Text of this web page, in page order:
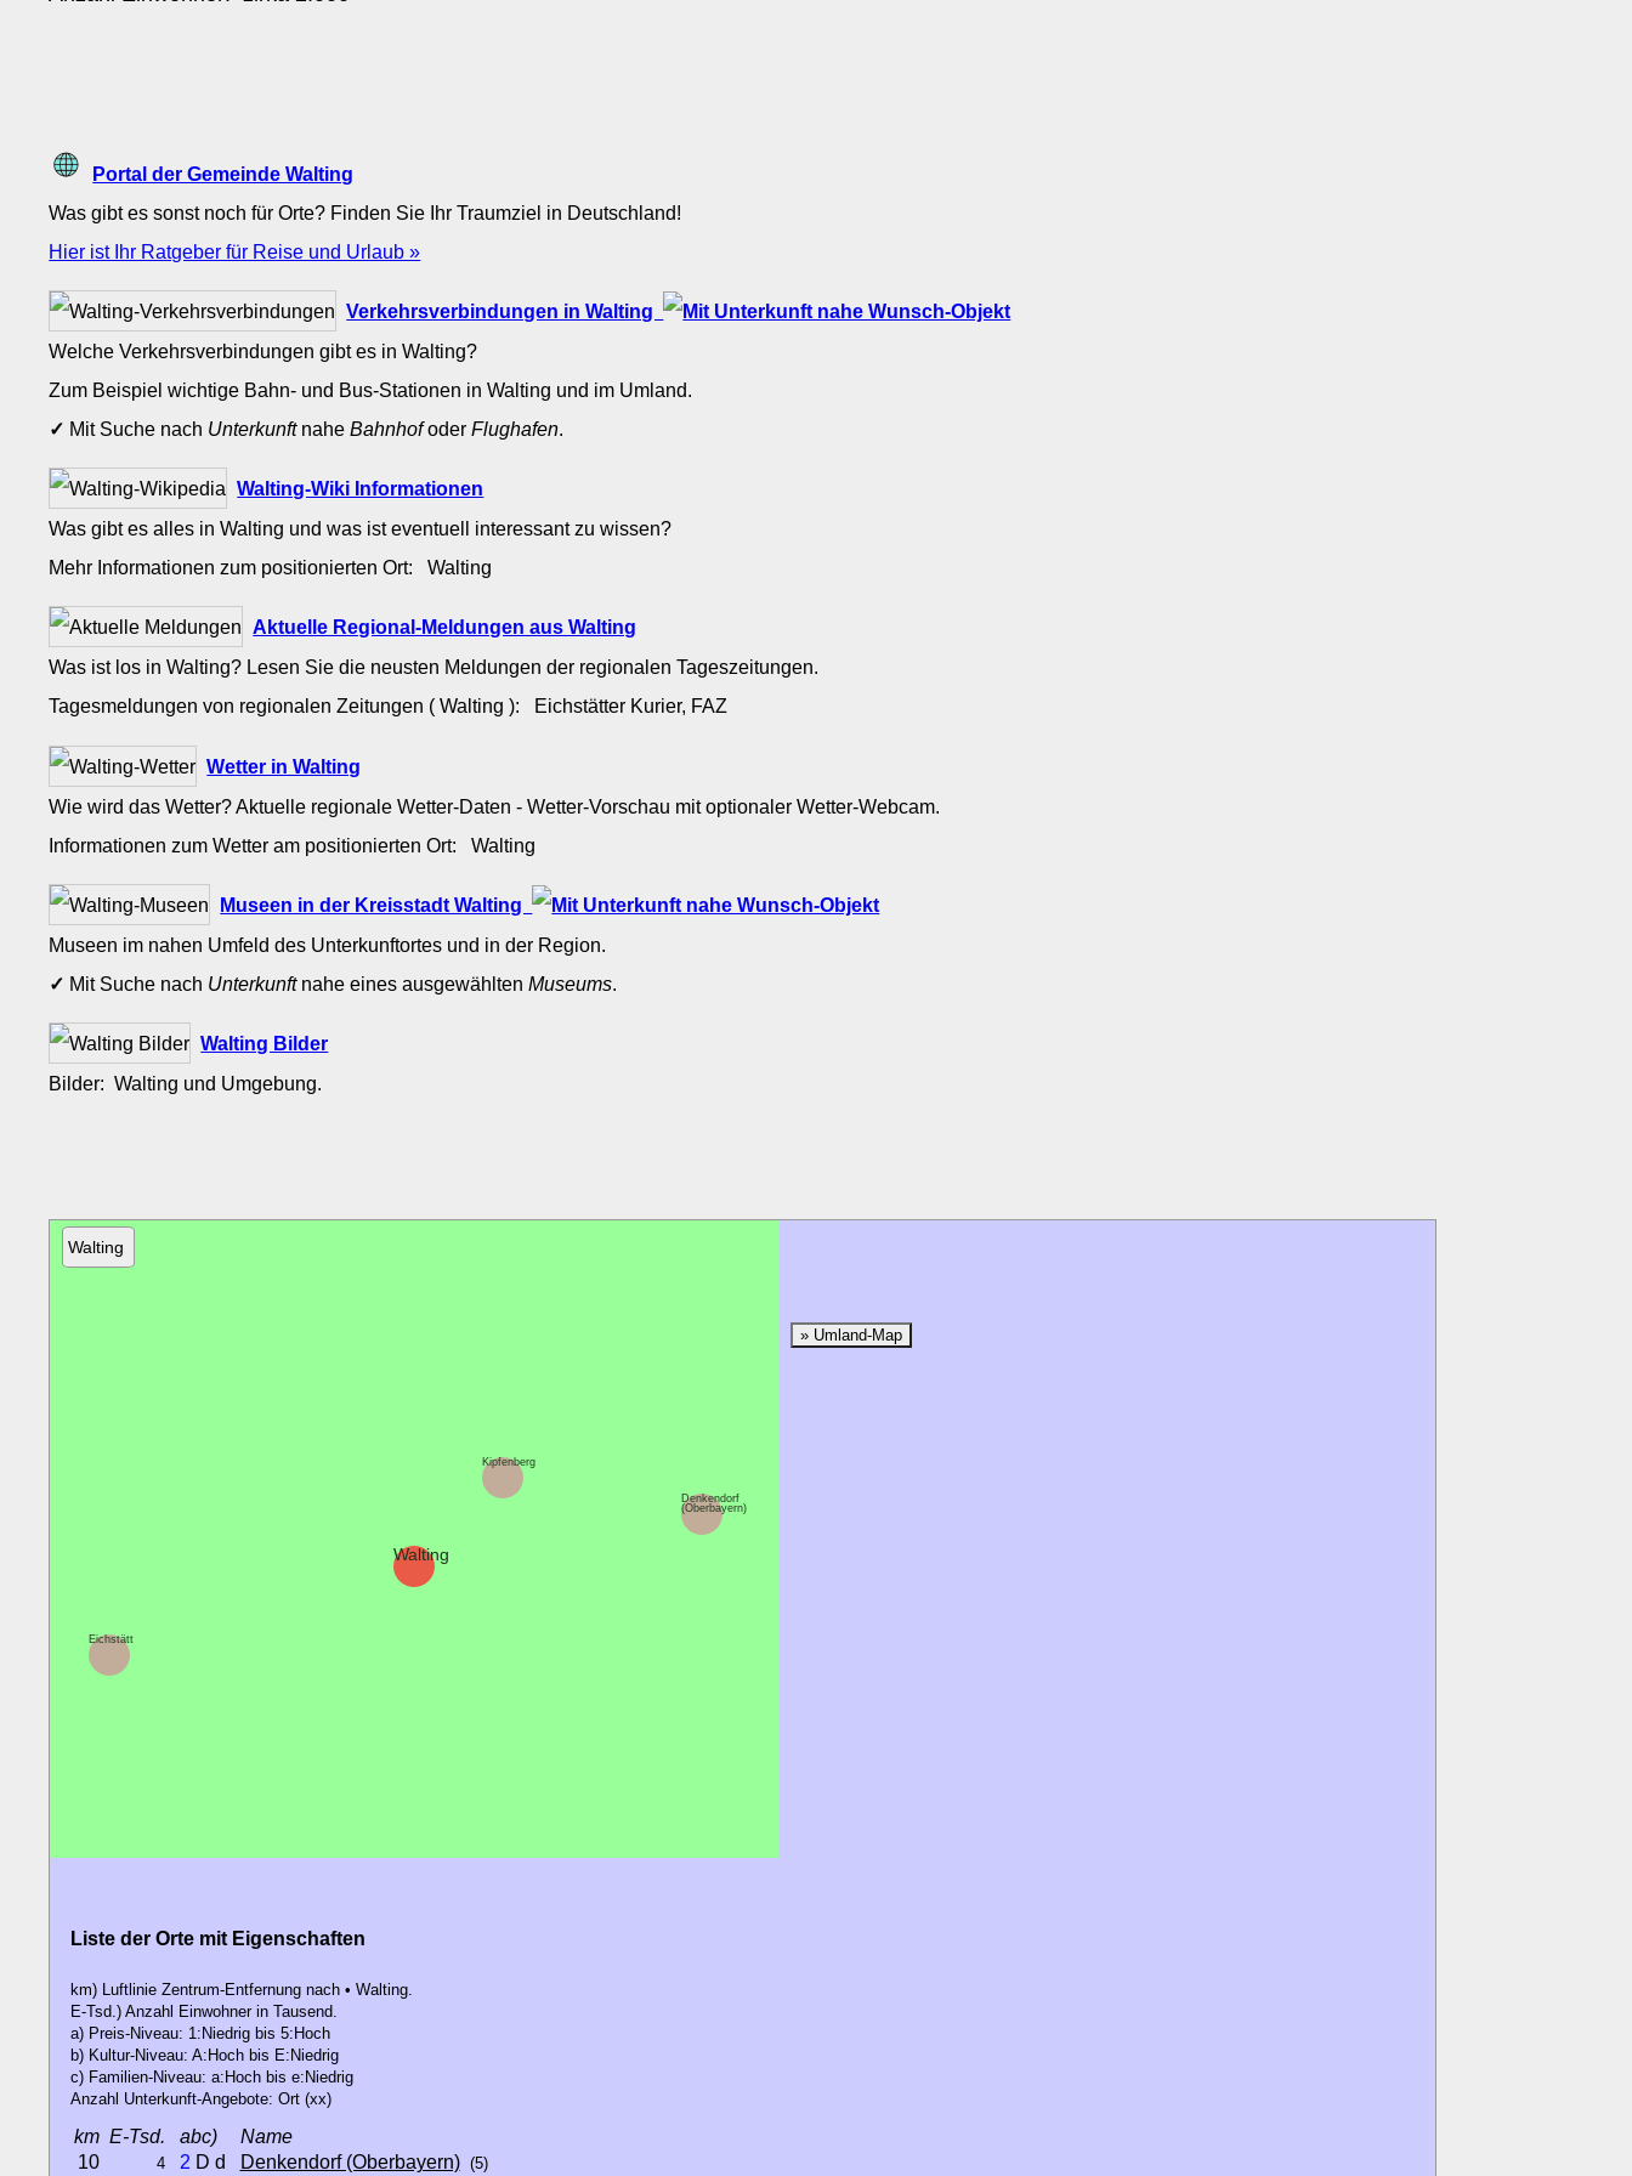
Portal der Gemeinde Walting
Was gibt es sonst noch für Orte? Finden Sie Ihr Traumziel in Deutschland!
Hier ist Ihr Ratgeber für Reise und Urlaub »
Verkehrsverbindungen in Walting
Welche Verkehrsverbindungen gibt es in Walting?
Zum Beispiel wichtige Bahn- und Bus-Stationen in Walting und im Umland.
✓ Mit Suche nach UnterkunftnaheBahnhofoderFlughafen.
Walting-Wiki Informationen
Was gibt es alles in Walting und was ist eventuell interessant zu wissen?
Mehr Informationen zum positionierten Ort: Walting
Aktuelle Regional-Meldungen aus Walting
Was ist los in Walting? Lesen Sie die neusten Meldungen der regionalen Tageszeitungen.
Tagesmeldungen von regionalen Zeitungen ( Walting ): Eichstätter Kurier, FAZ
Wetter in Walting
Wie wird das Wetter? Aktuelle regionale Wetter-Daten - Wetter-Vorschau mit optionaler Wetter-Webcam.
Informationen zum Wetter am positionierten Ort: Walting
Museen in der Kreisstadt Walting
Museen im nahen Umfeld des Unterkunftortes und in der Region.
✓ Mit Suche nach Unterkunftnahe eines ausgewähltenMuseums.
Walting Bilder
Bilder: Walting und Umgebung.
Walting
Walting
Denkendorf
(Oberbayern)
Kipfenberg
Eichstätt
» Umland-Map
Liste der Orte mit Eigenschaften
km) Luftlinie Zentrum-Entfernung nach • Walting.
E-Tsd.) Anzahl Einwohner in Tausend.
a) Preis-Niveau: 1:Niedrig bis 5:Hoch
b) Kultur-Niveau: A:Hoch bis E:Niedrig
c) Familien-Niveau: a:Hoch bis e:Niedrig
Anzahl Unterkunft-Angebote: Ort (xx)
km E-Tsd. abc)
Name
10
4 2 D d Denkendorf (Oberbayern) (5)